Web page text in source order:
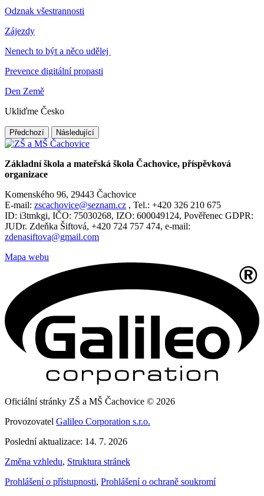
Odznak všestrannosti
Zájezdy
Nenech to být a něco udělej
Prevence digitální propasti
Den Země
Ukliďme Česko
Předchozí Následující
Základní škola a mateřská škola Čachovice, příspěvková
organizace
Komenského 96, 29443 Čachovice
E-mail: zscachovice@seznam.cz , Tel.: +420 326 210 675
ID: i3tmkgi, IČO: 75030268, IZO: 600049124, Pověřenec GDPR:
JUDr. Zdeňka Šiftová, +420 724 757 474, e-mail:
zdenasiftova@gmail.com
Mapa webu
Oficiální stránky ZŠ a MŠ Čachovice © 2026
Provozovatel Galileo Corporation s.r.o.
Poslední aktualizace: 14. 7. 2026
Změna vzhledu, Struktura stránek
Prohlášení o přístupnosti, Prohlášení o ochraně soukromí